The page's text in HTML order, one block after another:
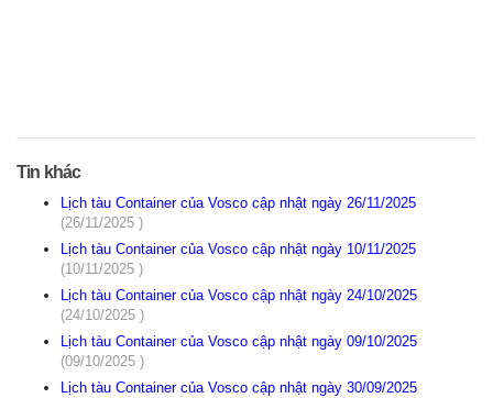
Tin khác
Lịch tàu Container của Vosco cập nhật ngày 26/11/2025
(26/11/2025 )
Lịch tàu Container của Vosco cập nhật ngày 10/11/2025
(10/11/2025 )
Lịch tàu Container của Vosco cập nhật ngày 24/10/2025
(24/10/2025 )
Lịch tàu Container của Vosco cập nhật ngày 09/10/2025
(09/10/2025 )
Lịch tàu Container của Vosco cập nhật ngày 30/09/2025